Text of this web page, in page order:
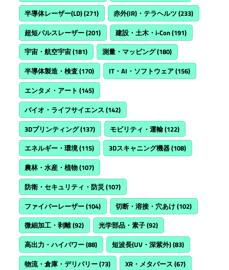
半導体レーザー(LD)(271) 赤外(IR)・テラヘルツ (233)
超短パルスレーザー(201) 建設・土木・i-Con(191)
宇宙・航空宇宙(181) 測量・マッピング(180)
半導体製造・検査(170) IT・AI・ソフトウェア(156)
エンタメ・アート (145)
バイオ・ライフサイエンス (142)
3Dプリンティング(137) モビリティ・運輸(122)
エネルギー・環境(115) 3Dスキャニング機器(108)
農林・水産・植物(107)
防衛・セキュリティ・防災 (107)
ファイバーレーザー(104) 切断・溶接・穴あけ(102)
微細加工・剥離(92) 光学部品・素子(92)
高出力・ハイパワー(88) 短波長(UV・深紫外)(83)
物流・倉庫・デリバリー(73) XR・メタバース (67)